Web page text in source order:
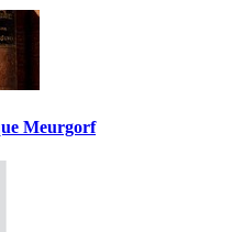
Meurgorf